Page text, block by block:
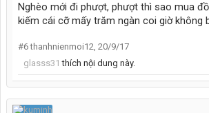
Nghèo mới đi phượt, phượt thì sao mua
kiếm cái cỡ mấy trăm ngàn coi giờ không
#6 thanhnienmoi12, 20/9/17
glasss31 thích nội dung này.